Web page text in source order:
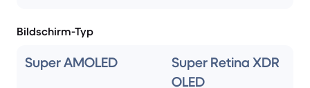
Bildschirm-Typ
Super AMOLED
Super Retina XDR
OLED